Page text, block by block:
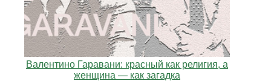
Валентино Гаравани: красный как религия, а
женщина — как загадка